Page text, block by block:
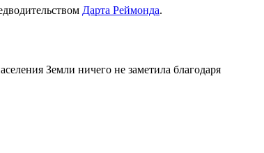
Дарта Реймонда.
Земли ничего не заметила благодаря